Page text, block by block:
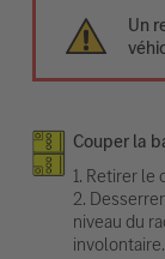
Un
Couper la
1. Retirer le
2.
niveau du
involontaire.